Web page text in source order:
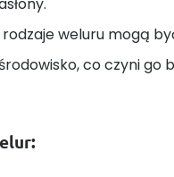
weluru mogą
co czyni go